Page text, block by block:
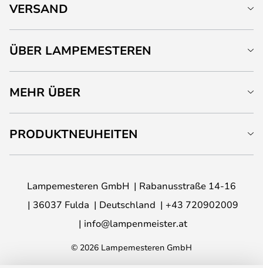
VERSAND
ÜBER LAMPEMESTEREN
MEHR ÜBER
PRODUKTNEUHEITEN
Lampemesteren GmbH
Rabanusstraße 14-16
36037 Fulda
Deutschland
+43 720902009
info@lampenmeister.at
© 2026 Lampemesteren GmbH